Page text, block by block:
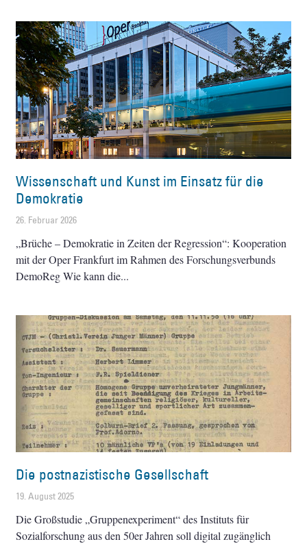
Wissenschaft und Kunst im Einsatz für die
Demokratie
26. Februar 2026
„Brüche – Demokratie in Zeiten der Regression“: Kooperation
mit der Oper Frankfurt im Rahmen des Forschungsverbunds
DemoReg Wie kann die
Die postnazistische Gesellschaft
19. August 2025
Die Großstudie „Gruppenexperiment“ des Instituts für
Sozialforschung aus den 50er Jahren soll digital zugänglich